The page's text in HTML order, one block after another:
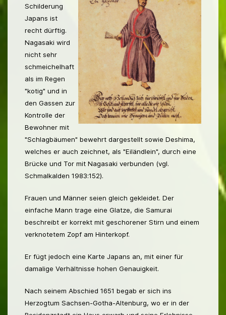
Schilderung
Japans ist
recht dürftig.
Nagasaki wird
nicht sehr
schmeichelhaft
als im Regen
"kotig" und in
den Gassen zur
Kontrolle der
Bewohner mit
"Schlagbäumen" bewehrt dargestellt sowie Deshima,
welches er auch zeichnet, als "Eiländlein", durch eine
Brücke und Tor mit Nagasaki verbunden (vgl.
Schmalkalden 1983:152).
Frauen und Männer seien gleich gekleidet. Der
einfache Mann trage eine Glatze, die Samurai
beschreibt er korrekt mit geschorener Stirn und einem
verknotetem Zopf am Hinterkopf.
Er fügt jedoch eine Karte Japans an, mit einer für
damalige Verhältnisse hohen Genauigkeit.
Nach seinem Abschied 1651 begab er sich ins
Herzogtum Sachsen-Gotha-Altenburg, wo er in der